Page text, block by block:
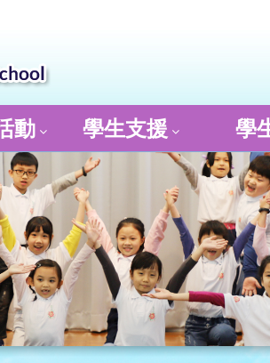
動 學生支援 學